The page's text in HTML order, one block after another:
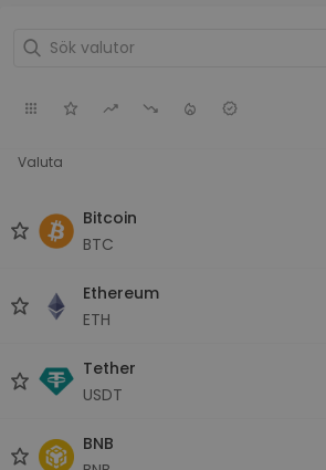
Valuta
Bitcoin
BTC
Ethereum
ETH
Tether
USDT
BNB